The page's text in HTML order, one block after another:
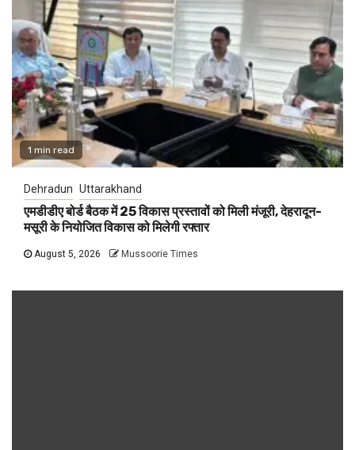
1 min read
Dehradun Uttarakhand
एमडीडीए बोर्ड बैठक में 25 विकास प्रस्तावों को मिली मंजूरी, देहरादून-
मसूरी के नियोजित विकास को मिलेगी रफ्तार
August 5, 2026 Mussoorie Times